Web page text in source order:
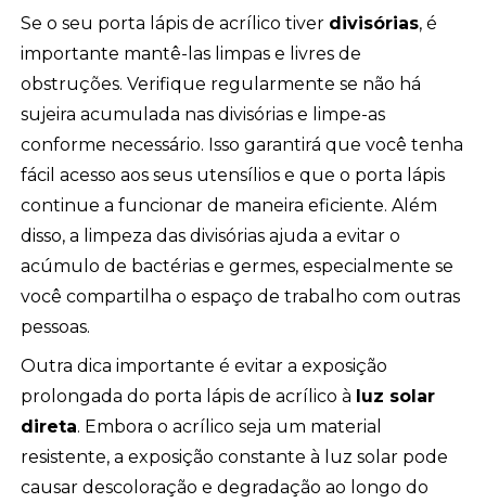
Se o seu porta lápis de acrílico tiver divisórias, é
importante mantê-las limpas e livres de
obstruções. Verifique regularmente se não há
sujeira acumulada nas divisórias e limpe-as
conforme necessário. Isso garantirá que você tenha
fácil acesso aos seus utensílios e que o porta lápis
continue a funcionar de maneira eficiente. Além
disso, a limpeza das divisórias ajuda a evitar o
acúmulo de bactérias e germes, especialmente se
você compartilha o espaço de trabalho com outras
pessoas.
Outra dica importante é evitar a exposição
prolongada do porta lápis de acrílico à luz solar
direta. Embora o acrílico seja um material
resistente, a exposição constante à luz solar pode
causar descoloração e degradação ao longo do